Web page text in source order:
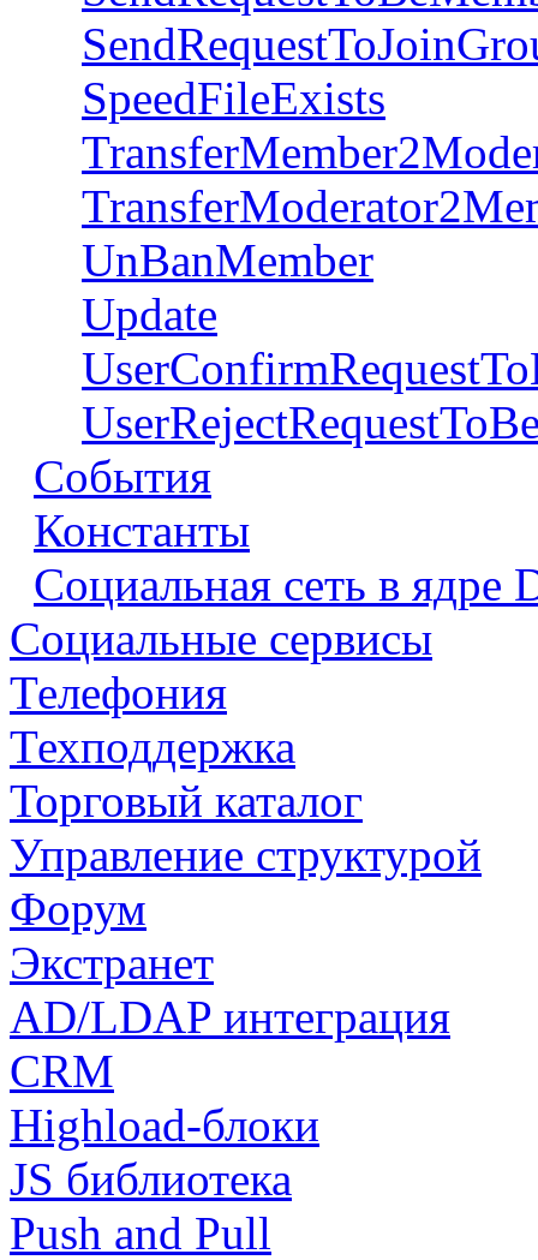
SpeedFileExists
UnBanMember
Update
События
Константы
Социальная сеть в ядре
Социальные сервисы
Телефония
Техподдержка
Торговый каталог
Управление структурой
Форум
Экстранет
AD/LDAP интеграция
CRM
Highload-блоки
JS библиотека
Push and Pull